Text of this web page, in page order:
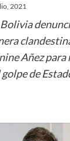
2021
Añez
de